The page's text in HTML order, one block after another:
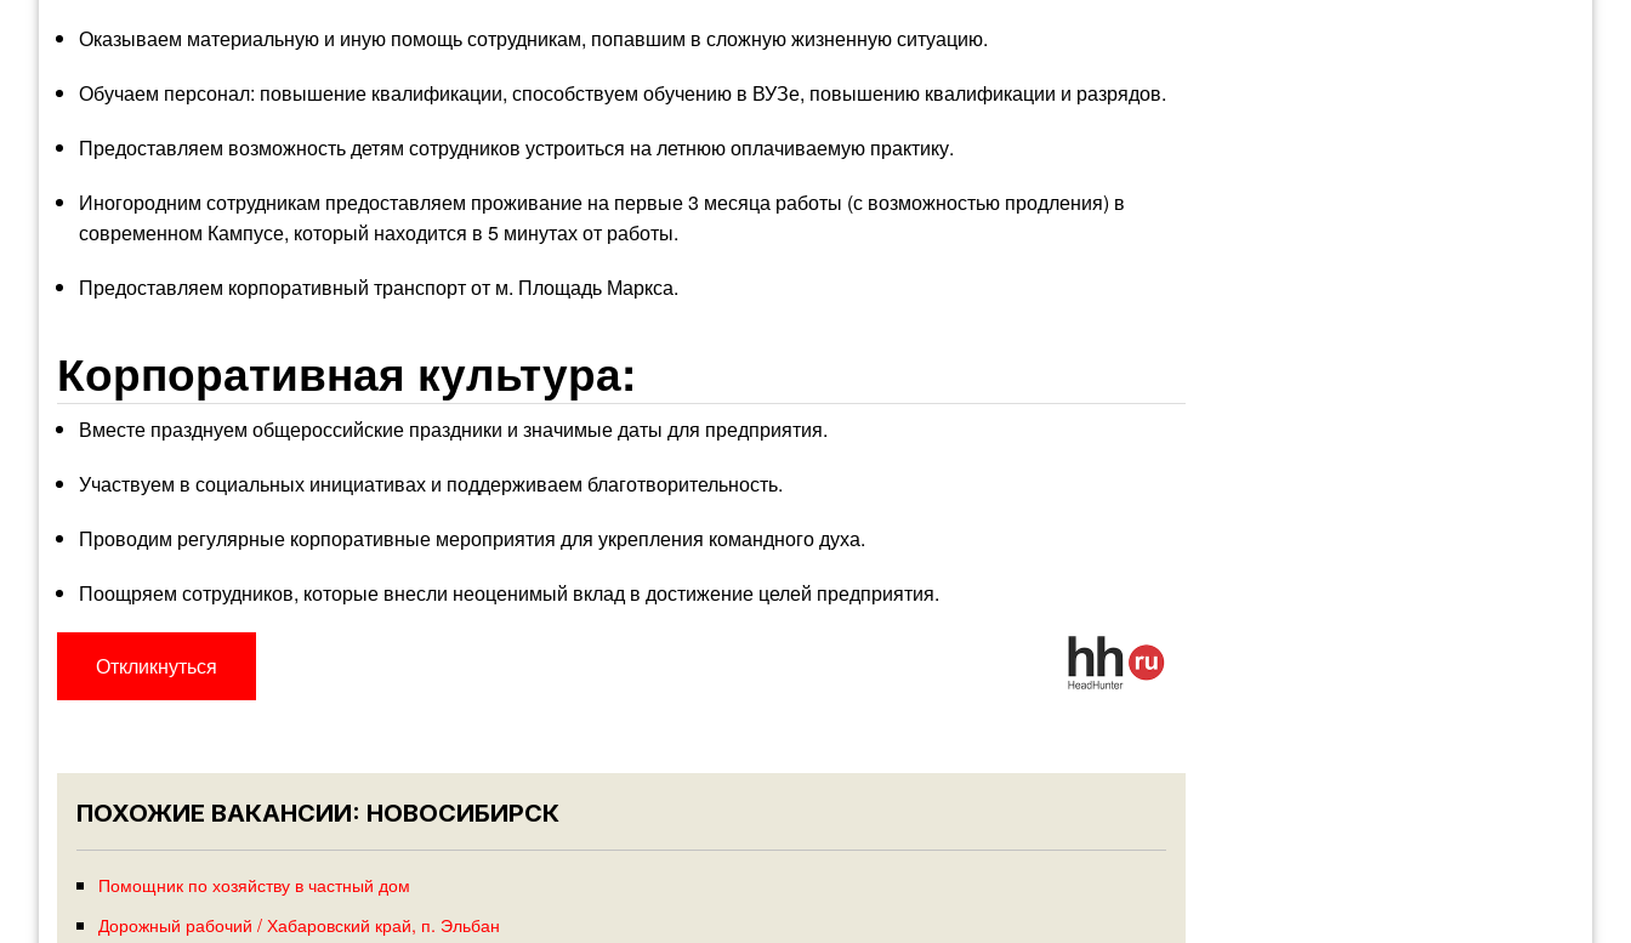
Оказываем материальную и иную помощь сотрудникам, попавшим в сложную жизненную ситуацию.
Обучаем персонал: повышение квалификации, способствуем обучению в ВУЗе, повышению квалификации и разрядов.
Предоставляем возможность детям сотрудников устроиться на летнюю оплачиваемую практику.
Иногородним сотрудникам предоставляем проживание на первые 3 месяца работы (с возможностью продления) в
современном Кампусе, который находится в 5 минутах от работы.
Предоставляем корпоративный транспорт от м. Площадь Маркса.
Корпоративная культура:
Вместе празднуем общероссийские праздники и значимые даты для предприятия.
Участвуем в социальных инициативах и поддерживаем благотворительность.
Проводим регулярные корпоративные мероприятия для укрепления командного духа.
Поощряем сотрудников, которые внесли неоценимый вклад в достижение целей предприятия.
Откликнуться
ПОХОЖИЕ ВАКАНСИИ: НОВОСИБИРСК
Помощник по хозяйству в частный дом
Дорожный рабочий / Хабаровский край, п. Эльбан